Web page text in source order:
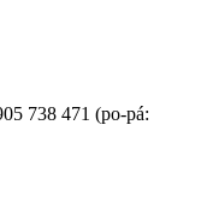
738 471 (po-pá: